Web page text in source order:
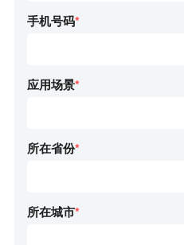
手机号码*
应用场景*
所在省份*
所在城市*